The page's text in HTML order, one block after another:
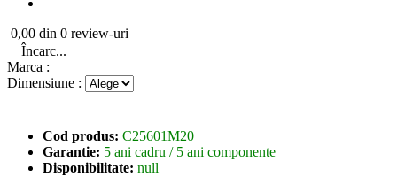
0,00 din 0 review-uri
Încarc...
Marca :
Dimensiune :
Cod produs: C25601M20
Garantie: 5 ani cadru / 5 ani componente
Disponibilitate: null